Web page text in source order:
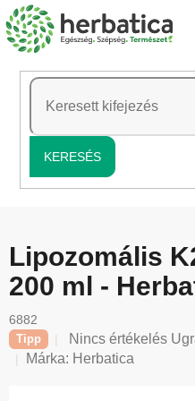
Ugrás
a
tartalomhoz
KERESÉS
Lipozomális
200 ml -
6882
Tipp
A
termék
Nincs értékelés
Márka: Herbatica